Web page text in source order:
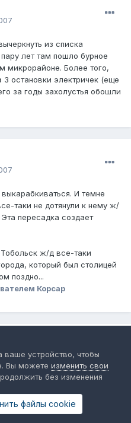
из списка
лет там пошло бурное
микрорайоне. Более того,
остановки электричек (еще
за годы захолустья обошли
И темне
таки не дотянули к нему ж/
пересадка создает
ж/д все-таки
который был столицей
поздно...
Корсар
таксистам-
в 2000 наблюдал картину,
десятка кучковались
потом водилы дружно
ваше устройство, чтобы
Вы можете изменить свои
без изменения
файлы сookie